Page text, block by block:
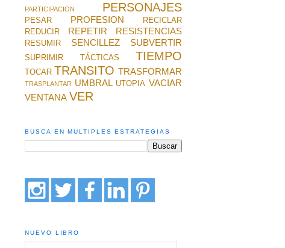
PARTICIPACION PERSONAJES
PESAR PROFESION
RECICLAR
REDUCIR
REPETIR RESISTENCIAS
RESUMIR SENCILLEZ SUBVERTIR
SUPRIMIR TÁCTICAS TIEMPO
TOCAR TRANSITO TRASFORMAR
TRASPLANTAR UMBRAL UTOPIA VACIAR
VENTANA VER
BUSCA EN MULTIPLES ESTRATEGIAS
NUEVO LIBRO